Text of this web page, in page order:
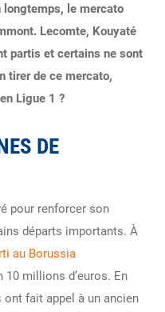
longtemps, le mercato
Lecomte, Kouyaté
partis et certains ne sont
tirer de ce mercato,
Ligue 1 ?
DE
pour renforcer son
départs importants. À
au Borussia
millions d’euros. En
fait appel à un ancien